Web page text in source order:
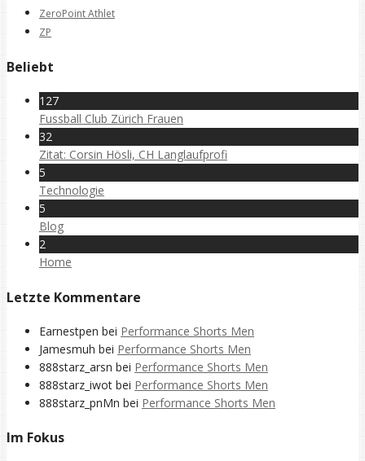
ZeroPoint Athlet
ZP
Beliebt
127
Fussball Club Zürich Frauen
32
Zitat: Corsin Hösli, CH Langlaufprofi
5
Technologie
5
Blog
2
Home
Letzte Kommentare
Earnestpen bei Performance Shorts Men
Jamesmuh bei Performance Shorts Men
888starz_arsn bei Performance Shorts Men
888starz_iwot bei Performance Shorts Men
888starz_pnMn bei Performance Shorts Men
Im Fokus